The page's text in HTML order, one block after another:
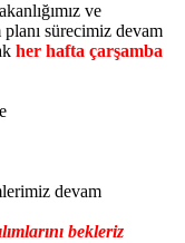
ve
sürecimiz devam
her hafta çarşamba
devam
bekleriz